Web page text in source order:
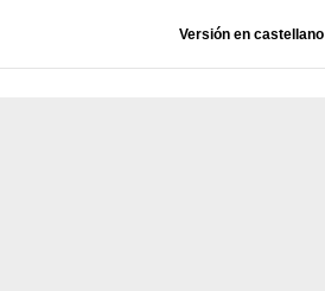
Versión en castellano